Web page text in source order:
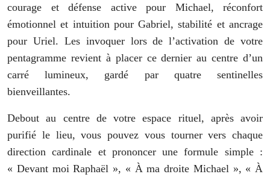
courage et défense active pour Michael, réconfort
émotionnel et intuition pour Gabriel, stabilité et ancrage
pour Uriel. Les invoquer lors de l’activation de votre
pentagramme revient à placer ce dernier au centre d’un
carré lumineux, gardé par quatre sentinelles
bienveillantes.
Debout au centre de votre espace rituel, après avoir
purifié le lieu, vous pouvez vous tourner vers chaque
direction cardinale et prononcer une formule simple :
« Devant moi Raphaël », « À ma droite Michael », « À